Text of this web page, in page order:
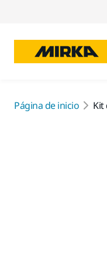
Página de inicio Kit